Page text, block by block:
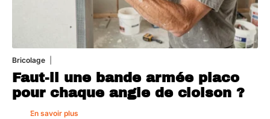
Bricolage
Faut-il une bande armée placo
pour chaque angle de cloison ?
En savoir plus